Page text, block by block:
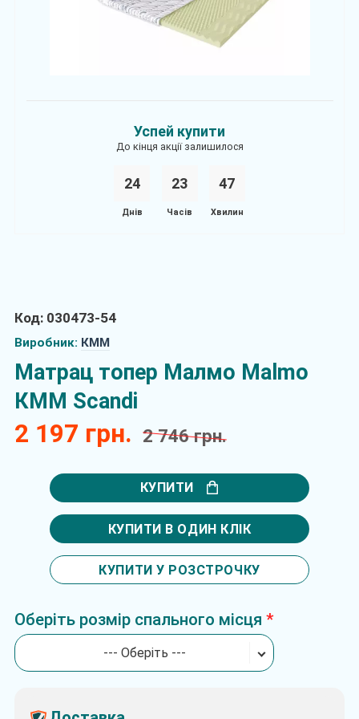
Успей купити
До кінця акції залишилося
24
Днів
23
Часів
47
Хвилин
Код: 030473-54
Виробник: КММ
Матрац топер Малмо Malmo
КММ Scandi
2 197 грн. 2 746 грн.
КУПИТИ
КУПИТИ В ОДИН КЛІК
КУПИТИ У РОЗСТРОЧКУ
Оберіть розмір спального місця
--- Оберіть ---